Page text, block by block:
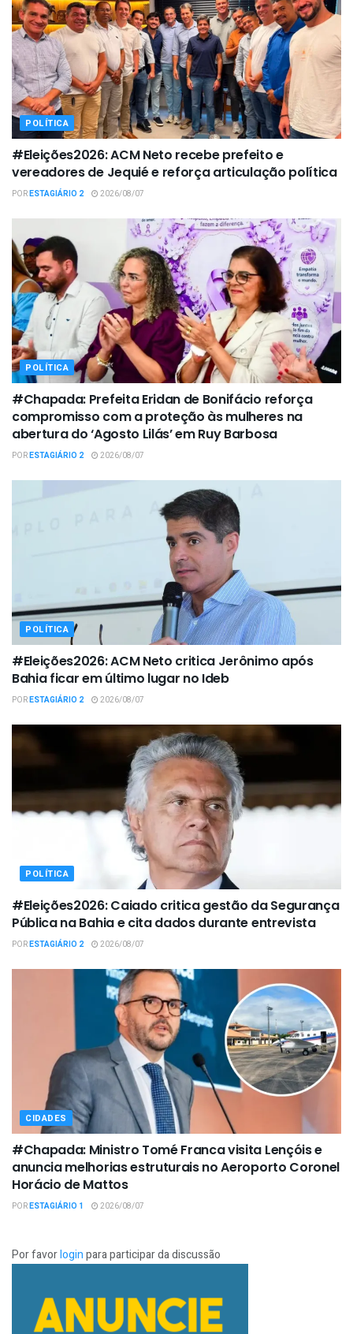
POLÍTICA
#Eleições2026: ACM Neto recebe prefeito e
vereadores de Jequié e reforça articulação política
PORESTAGIÁRIO 2 2026/08/07
POLÍTICA
#Chapada: Prefeita Eridan de Bonifácio reforça
compromisso com a proteção às mulheres na
abertura do ‘Agosto Lilás’ em Ruy Barbosa
PORESTAGIÁRIO 2 2026/08/07
POLÍTICA
#Eleições2026: ACM Neto critica Jerônimo após
Bahia ficar em último lugar no Ideb
PORESTAGIÁRIO 2 2026/08/07
POLÍTICA
#Eleições2026: Caiado critica gestão da Segurança
Pública na Bahia e cita dados durante entrevista
PORESTAGIÁRIO 2 2026/08/07
CIDADES
#Chapada: Ministro Tomé Franca visita Lençóis e
anuncia melhorias estruturais no Aeroporto Coronel
Horácio de Mattos
PORESTAGIÁRIO 1 2026/08/07
Por favorloginpara participar da discussão